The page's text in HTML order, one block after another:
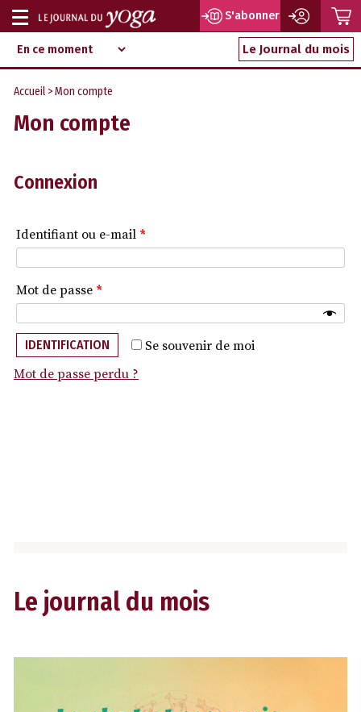
Aller
au
contenu
d‘information
indépendant
Afficher
ou
masquer
la
navigation
S'abonner
Le Journal du mois
Accueil > Mon compte
Mon compte
Connexion
Identifiant ou e-mail *
Mot de passe *
Se souvenir de moi
IDENTIFICATION
Mot de passe perdu ?
Le journal du mois